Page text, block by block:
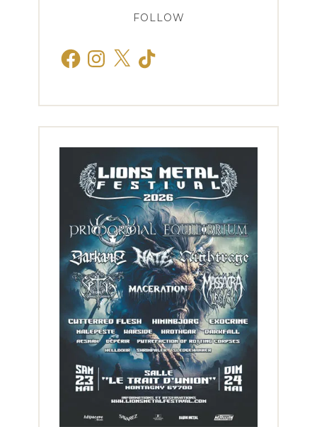
FOLLOW
FacebookInstagram
X TikTok